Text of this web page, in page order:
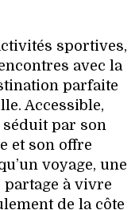
sportives,
avec la
parfaite
Accessible,
séduit par son
et son offre
voyage, une
partage à vivre
de la côte